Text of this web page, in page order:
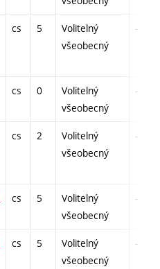
cs 5
Volitelný
všeobecný
-
cs 0
Volitelný
všeobecný
-
cs 2
Volitelný
všeobecný
-
cs 5
Volitelný
všeobecný
-
cs 5
Volitelný
všeobecný
-